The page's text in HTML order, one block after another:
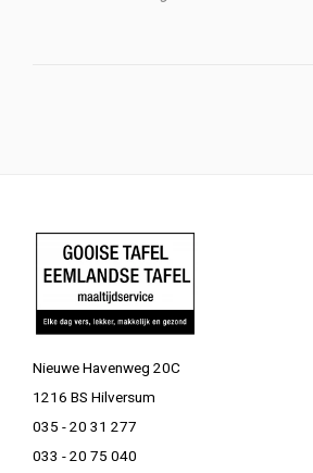
Nieuwe Havenweg 20C
1216 BS Hilversum
035 - 20 31 277
033 - 20 75 040